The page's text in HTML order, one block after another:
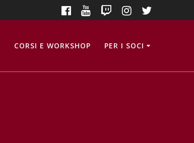
CORSI E WORKSHOP PER I SOCI